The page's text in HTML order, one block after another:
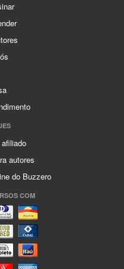
autores
do Buzzero
COM